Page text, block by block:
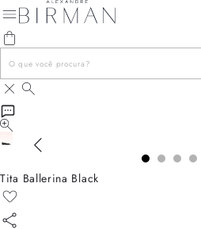
Tita Ballerina Black